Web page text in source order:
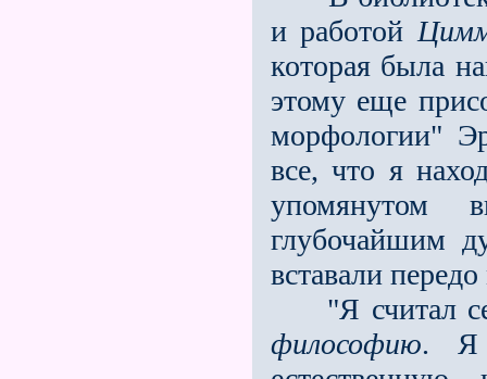
и работой
которая была
этому еще
морфологии"
все, что я
упомянутом
глубочайшим
вставали
"Я считал
философию. Я